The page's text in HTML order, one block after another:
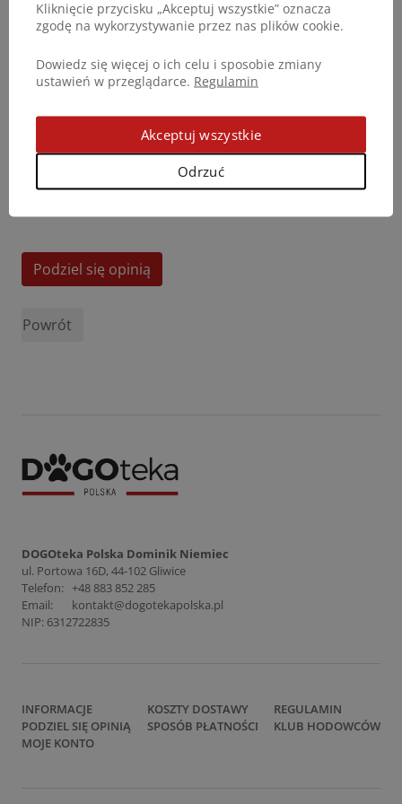
Podziel się opinią
Powrót
DOGOteka Polska Dominik Niemiec
ul. Portowa 16D, 44-102 Gliwice
Telefon: +48 883 852 285
Email:
kontakt@dogotekapolska.pl
NIP: 6312722835
INFORMACJE
PODZIEL SIĘ OPINIĄ
MOJE KONTO
KOSZTY DOSTAWY
SPOSÓB PŁATNOŚCI
REGULAMIN
KLUB HODOWCÓW
Kliknięcie przycisku „Akceptuj wszystkie” oznacza
zgodę na wykorzystywanie przez nas plików cookie.
Dowiedz się więcej o ich celu i sposobie zmiany
ustawień w przeglądarce. Regulamin
Odrzuć
Akceptuj wszystkie